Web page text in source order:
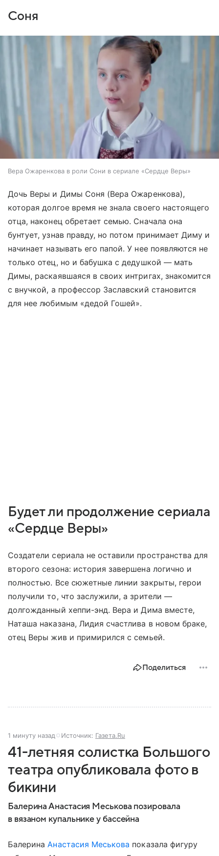
Соня
Вера Ожаренкова в роли Сони в сериале «Сердце Веры»
Дочь Веры и Димы Соня (Вера Ожаренкова),
которая долгое время не знала своего настоящего
отца, наконец обретает семью. Сначала она
бунтует, узнав правду, но потом принимает Диму и
начинает называть его папой. У нее появляются не
только отец, но и бабушка с дедушкой — мать
Димы, раскаявшаяся в своих интригах, знакомится
с внучкой, а профессор Заславский становится
для нее любимым «дедой Гошей».
Будет ли продолжение сериала
«Сердце Веры»
Создатели сериала не оставили пространства для
второго сезона: история завершена логично и
полностью. Все сюжетные линии закрыты, герои
получили то, что заслужили, а зрители —
долгожданный хеппи-энд. Вера и Дима вместе,
Наташа наказана, Лидия счастлива в новом браке,
отец Веры жив и примирился с семьей.
Поделиться
1 минуту назад Источник: Газета.Ru
41-летняя солистка Большого
театра опубликовала фото в
бикини
Балерина Анастасия Меськова позировала
в вязаном купальнике у бассейна
БалеринаАнастасия Меськова показала фигуру